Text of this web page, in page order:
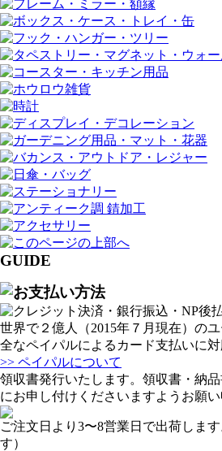
GUIDE
世界で２億人（2015年７月現在）の
全なペイパルによるカード支払いに対
>> ペイパルについて
領収書発行いたします。領収書・納
にお申し付けくださいますようお願い
ご注文日より3〜8営業日で出荷しま
す）